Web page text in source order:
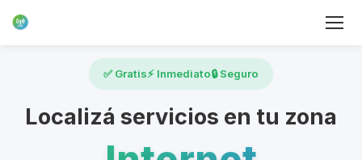
✅ Gratis⚡ Inmediato🔒 Seguro
Localizá servicios en tu zona